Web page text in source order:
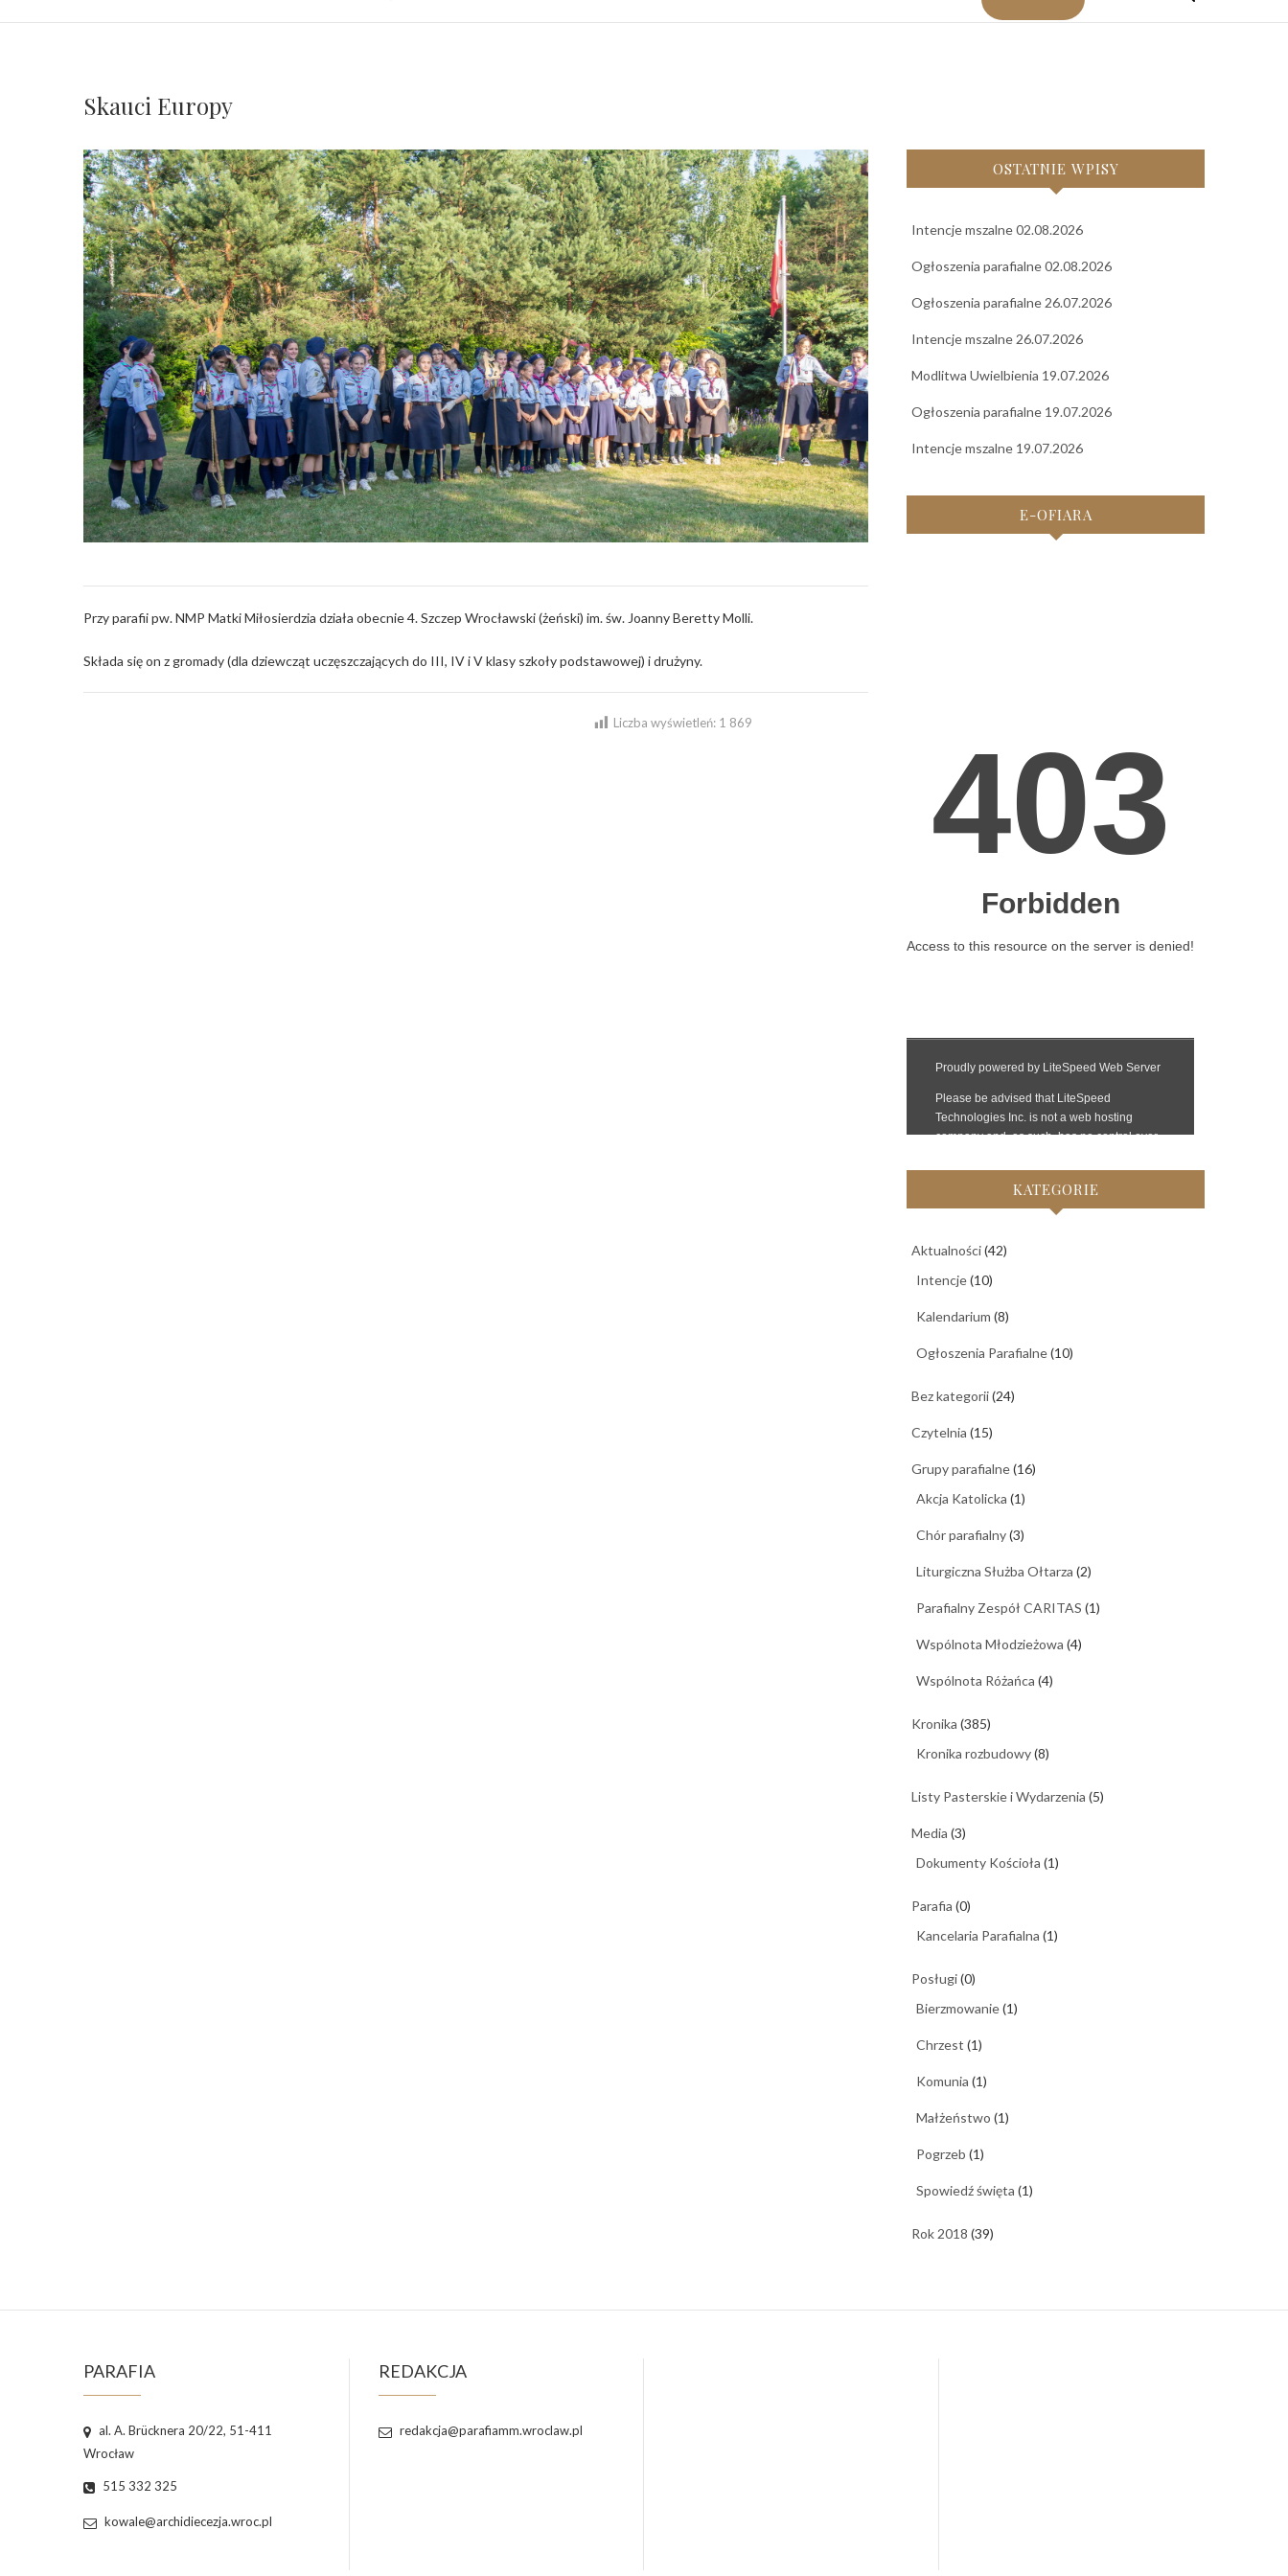
Skauci Europy
Przy parafii pw. NMP Matki Miłosierdzia działa obecnie 4. Szczep Wrocławski (żeński) im. św. Joanny Beretty Molli.
Składa się on z gromady (dla dziewcząt uczęszczających do III, IV i V klasy szkoły podstawowej) i drużyny.
Liczba wyświetleń: 1 869
OSTATNIE WPISY
Intencje mszalne 02.08.2026
Ogłoszenia parafialne 02.08.2026
Ogłoszenia parafialne 26.07.2026
Intencje mszalne 26.07.2026
Modlitwa Uwielbienia 19.07.2026
Ogłoszenia parafialne 19.07.2026
Intencje mszalne 19.07.2026
E-OFIARA
KATEGORIE
Aktualności(42)
Intencje(10)
Kalendarium (8)
Ogłoszenia Parafialne(10)
Bez kategorii(24)
Czytelnia (15)
Grupy parafialne(16)
Akcja Katolicka (1)
Chór parafialny(3)
Liturgiczna Służba Ołtarza (2)
Parafialny Zespół CARITAS (1)
Wspólnota Młodzieżowa (4)
Wspólnota Różańca (4)
Kronika (385)
Kronika rozbudowy(8)
Listy Pasterskie i Wydarzenia (5)
Media (3)
Dokumenty Kościoła (1)
Parafia (0)
Kancelaria Parafialna (1)
Posługi(0)
Bierzmowanie(1)
Chrzest (1)
Komunia (1)
Małżeństwo (1)
Pogrzeb (1)
Spowiedź święta (1)
Rok 2018 (39)
PARAFIA
al. A. Brücknera 20/22, 51-411
Wrocław
515 332 325
kowale@archidiecezja.wroc.pl
REDAKCJA
redakcja@parafiamm.wroclaw.pl